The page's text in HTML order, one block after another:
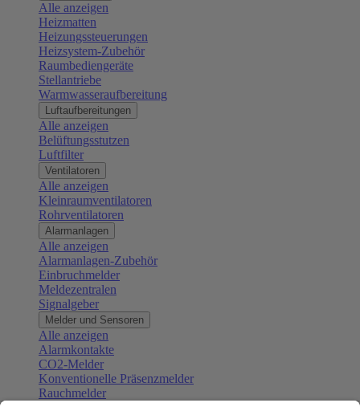
Alle anzeigen
Heizmatten
Heizungssteuerungen
Heizsystem-Zubehör
Raumbediengeräte
Stellantriebe
Warmwasseraufbereitung
Luftaufbereitungen
Alle anzeigen
Belüftungsstutzen
Luftfilter
Ventilatoren
Alle anzeigen
Kleinraumventilatoren
Rohrventilatoren
Alarmanlagen
Alle anzeigen
Alarmanlagen-Zubehör
Einbruchmelder
Meldezentralen
Signalgeber
Melder und Sensoren
Alle anzeigen
Alarmkontakte
CO2-Melder
Konventionelle Präsenzmelder
Rauchmelder